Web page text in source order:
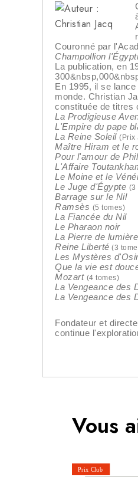
Couronné par
Champollion
La publication, en
En 1995, il se
monde. Christian
constituée de titres
La Prodigieuse
L'Empire du pape
La Reine Soleil (Prix
Maître Hiram et le
Pour l'amour de
L'Affaire
Le Moine et le
Le Juge d'Égypte (3
Barrage sur le Nil
Ramsès (5 tomes)
La Fiancée du Nil
Le Pharaon noir
La Pierre de lumière
Reine Liberté (3
Les Mystères
Que la vie est
Mozart (4 tomes)
La Vengeance des
La Vengeance des
Fondateur et
continue
Vous